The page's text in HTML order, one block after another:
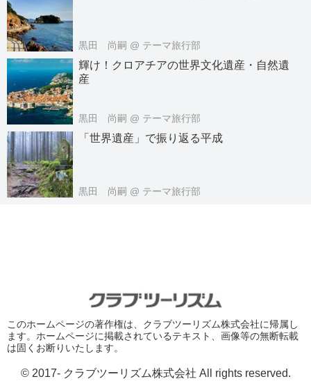
黒田 尚嗣 @ テーマ旅行部
輝け！クロアチアの世界文化遺産・自然遺
産
黒田 尚嗣 @ テーマ旅行部
「世界遺産」で振り返る平成
黒田 尚嗣 @ テーマ旅行部
このホームページの著作権は、クラブツーリズム株式会社に帰属し
ます。ホームページに掲載されているテキスト、画像等の無断転載
は固くお断りいたします。
© 2017- クラブツーリズム株式会社 All rights reserved.